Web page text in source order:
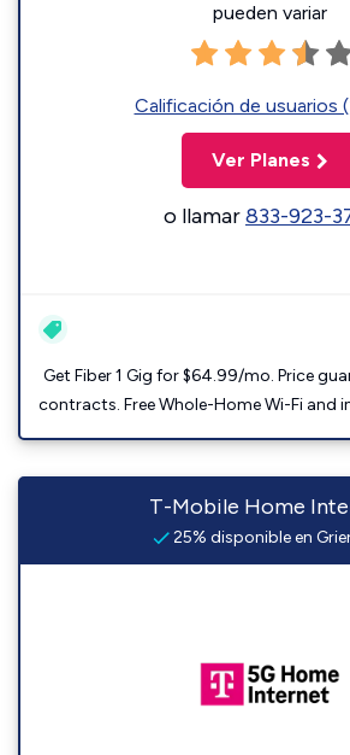
pueden variar
Calificación de usuarios
Ver Planes
o llamar833-923-
Get Fiber 1 Gig for $64.99/mo. Price
contracts. Free Whole-Home Wi-Fi and
T-Mobile Home
25% disponible en